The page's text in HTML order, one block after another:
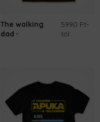
The walking
dad
5990 Ft-
tól